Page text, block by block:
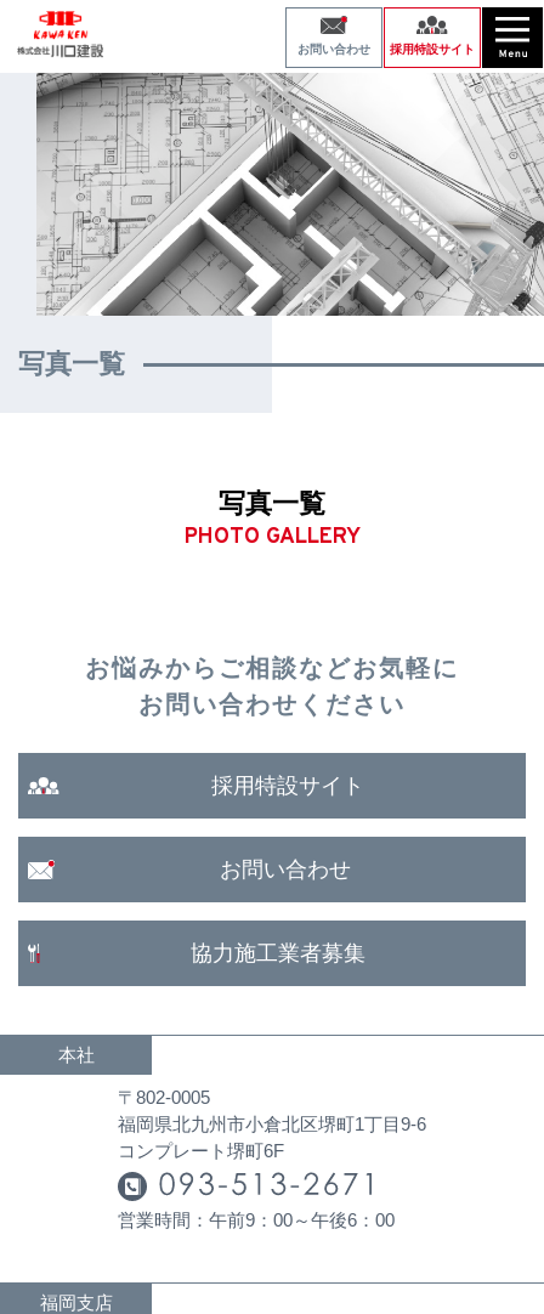
お問い合わせ 採用特設サイト
写真一覧
写真一覧
PHOTO GALLERY
お悩みからご相談などお気軽に
お問い合わせください
採用特設サイト
お問い合わせ
協力施工業者募集
本社
〒802-0005
福岡県北九州市小倉北区堺町1丁目9-6
コンプレート堺町6F
営業時間：午前9：00～午後6：00
福岡支店